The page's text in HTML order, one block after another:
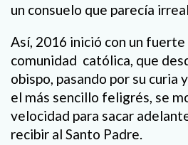
un consuelo que parecía
Así, 2016 inició con un
comunidad católica, que
obispo, pasando por su curia
el más sencillo feligrés, se
velocidad para sacar
recibir al Santo Padre.